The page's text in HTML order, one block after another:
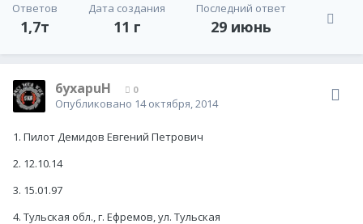
Ответов
1,7т
Дата создания
11 г
Последний ответ
29 июнь
6yxapuH 0
Опубликовано 14 октября, 2014
1. Пилот Демидов Евгений Петрович
2. 12.10.14
3. 15.01.97
4. Тульская обл., г. Ефремов, ул. Тульская